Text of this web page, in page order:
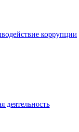
коррупции
деятельность